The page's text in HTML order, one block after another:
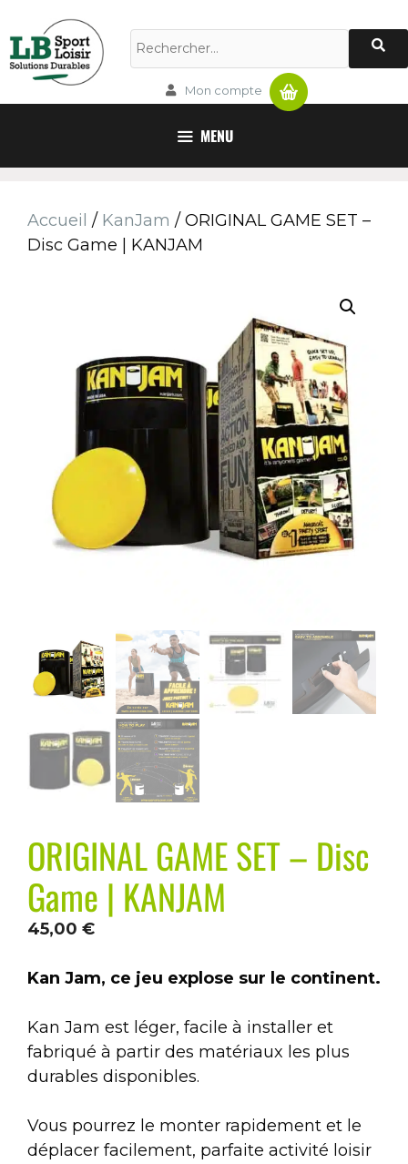
Mon compte Panier
MENU
Accueil / KanJam / ORIGINAL GAME SET –
Disc Game | KANJAM
ORIGINAL GAME SET – Disc
Game | KANJAM
45,00 €
Kan Jam, ce jeu explose sur le continent.
Kan Jam est léger, facile à installer et
fabriqué à partir des matériaux les plus
durables disponibles.
Vous pourrez le monter rapidement et le
déplacer facilement, parfaite activité loisir